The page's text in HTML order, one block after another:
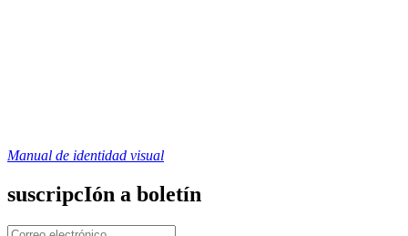
Manual de identidad visual
suscripcIón a boletín